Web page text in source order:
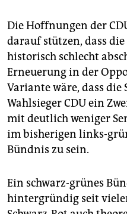
Die Hoffnungen der
darauf stützen, dass die
historisch schlecht
Erneuerung in der
Variante wäre, dass die
Wahlsieger CDU ein
mit deutlich weniger
im bisherigen links-
Bündnis zu sein.
Ein schwarz-grünes
hintergründig seit